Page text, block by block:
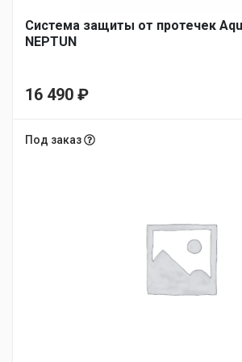
Система защиты от протечек
NEPTUN
16 490 ₽
Под заказ